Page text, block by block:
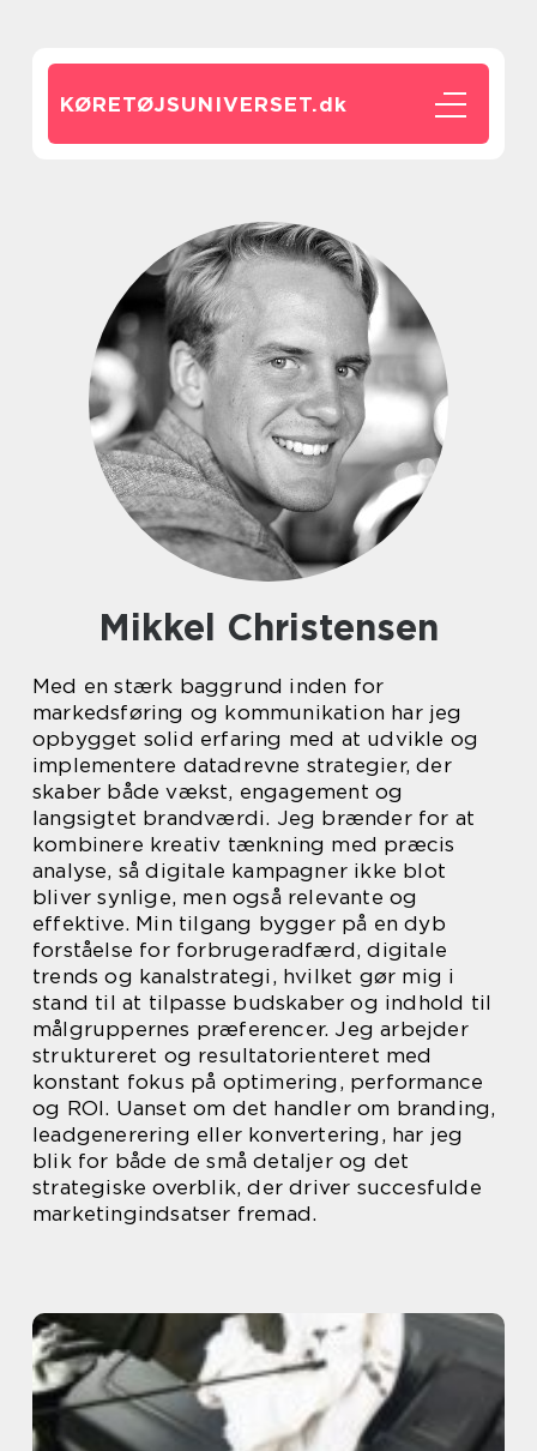
KØRETØJSUNIVERSET.dk
Mikkel Christensen
Med en stærk baggrund inden for
markedsføring og kommunikation har jeg
opbygget solid erfaring med at udvikle og
implementere datadrevne strategier, der
skaber både vækst, engagement og
langsigtet brandværdi. Jeg brænder for at
kombinere kreativ tænkning med præcis
analyse, så digitale kampagner ikke blot
bliver synlige, men også relevante og
effektive. Min tilgang bygger på en dyb
forståelse for forbrugeradfærd, digitale
trends og kanalstrategi, hvilket gør mig i
stand til at tilpasse budskaber og indhold til
målgruppernes præferencer. Jeg arbejder
struktureret og resultatorienteret med
konstant fokus på optimering, performance
og ROI. Uanset om det handler om branding,
leadgenerering eller konvertering, har jeg
blik for både de små detaljer og det
strategiske overblik, der driver succesfulde
marketingindsatser fremad.